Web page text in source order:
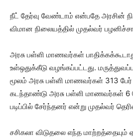
நீட் தேர்வு வேண்டாம் என்பதே அரசின்
விமான நிலையத்தில் முதல்வர்
அரசு பள்ளி மாணவர்கள்
உள்ஒதுக்கீடு வழங்கப்பட்டது.
மூலம் அரசு பள்ளி மாணவர்கள் 313
கடந்தாண்டு அரசு பள்ளி மாணவர்கள் 6
படிப்பில் சேர்ந்தனர் என்று முதல்வர்
சசிகலா விடுதலை எந்த மாற்றத்தையும்